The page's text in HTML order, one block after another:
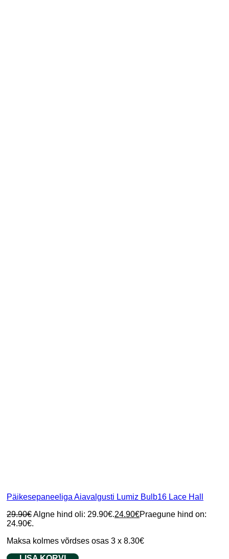
Päikesepaneeliga Aiavalgusti Lumiz Bulb16 Lace Hall
29.90€Algne hind oli: 29.90€.24.90€Praegune hind on:
24.90€.
Maksa kolmes võrdses osas 3 x 8.30€